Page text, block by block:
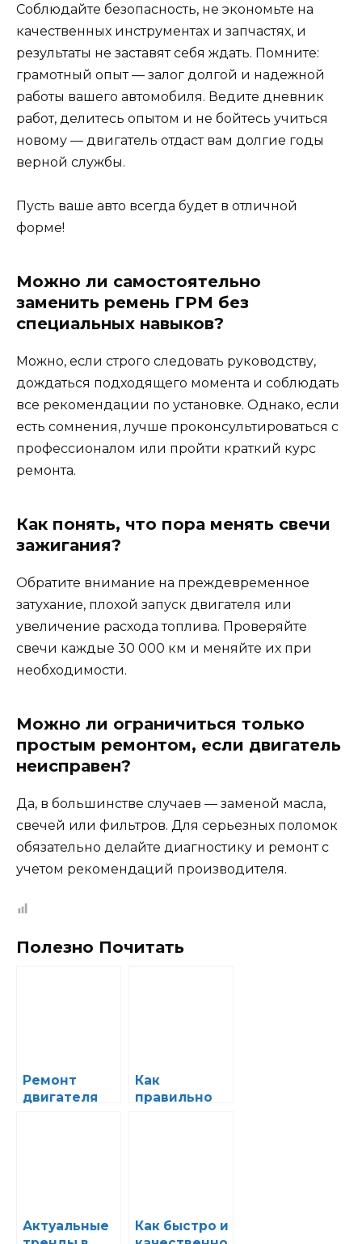
Соблюдайте безопасность, не экономьте на
качественных инструментах и запчастях, и
результаты не заставят себя ждать. Помните:
грамотный опыт — залог долгой и надежной
работы вашего автомобиля. Ведите дневник
работ, делитесь опытом и не бойтесь учиться
новому — двигатель отдаст вам долгие годы
верной службы.
Пусть ваше авто всегда будет в отличной
форме!
Можно ли самостоятельно
заменить ремень ГРМ без
специальных навыков?
Можно, если строго следовать руководству,
дождаться подходящего момента и соблюдать
все рекомендации по установке. Однако, если
есть сомнения, лучше проконсультироваться с
профессионалом или пройти краткий курс
ремонта.
Как понять, что пора менять свечи
зажигания?
Обратите внимание на преждевременное
затухание, плохой запуск двигателя или
увеличение расхода топлива. Проверяйте
свечи каждые 30 000 км и меняйте их при
необходимости.
Можно ли ограничиться только
простым ремонтом, если двигатель
неисправен?
Да, в большинстве случаев — заменой масла,
свечей или фильтров. Для серьезных поломок
обязательно делайте диагностику и ремонт с
учетом рекомендаций производителя.
Полезно Почитать
Ремонт
двигателя
Как
правильно
его ресурса
Актуальные
Как быстро и